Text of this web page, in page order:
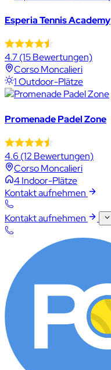
Esperia Tennis Academy
4.7(15 Bewertungen)
Corso Moncalieri
1 Outdoor-Plätze
Promenade Padel Zone
4.6 (12 Bewertungen)
Corso Moncalieri
4 Indoor-Plätze
Kontakt aufnehmen
Kontakt aufnehmen